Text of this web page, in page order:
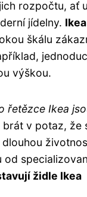
rozpočtu, ať
jídelny. Ikea
škálu
výškou.
řetězce Ikea
v potaz, že
židle Ikea